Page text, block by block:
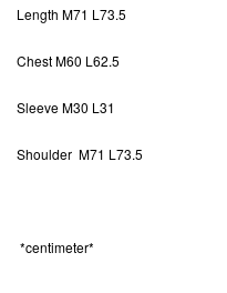
Length M71 L73.5
ChestM60 L62.5
SleeveM30 L31
Shoulder M71 L73.5
*centimeter*